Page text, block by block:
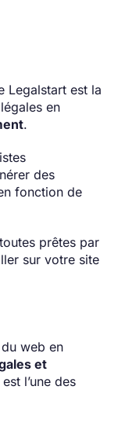
Legalstart est la
en
.
des
fonction de
prêtes par
sur votre site
web en
et
l’une des